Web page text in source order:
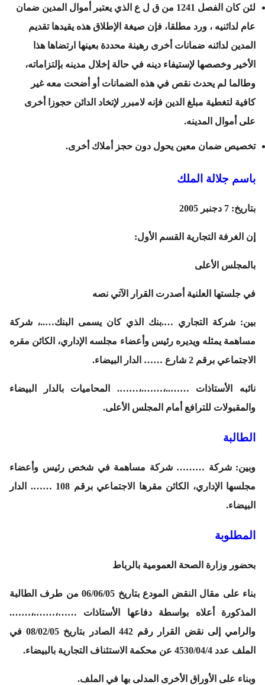
لئن كان الفصل 1241 من ق ل ع الذي يعتبر أموال المدين ضمان
عام لدائنيه ، ورد مطلقا، فإن صيغة الإطلاق هذه يقيدها تقديم
المدين لدائنه ضمانات أخرى رهينة محددة بعينها ارتضاها هذا
الأخير وخصصها لإستيفاء دينه في حالة إخلال مدينه بإلتزاماته،
وطالما لم يحدث نقص في هذه الضمانات أو أضحت معه غير
كافية لتغطية مبلغ الدين فإنه لامبرر لإتخاد الدائن حجوزا أخرى
على أموال المدينه.
تخصيص ضمان معين يحول دون حجز أملاك أخرى.
باسم جلالة الملك
بتاريخ: 7 دجنبر 2005
إن الغرفة التجارية القسم الأول:
بالمجلس الأعلى
في جلستها العلنية أصدرت القرار الآتي نصه
بين: شركة التجاري ….بنك الذي كان يسمى البنك…..، شركة
مساهمة يمثله ويديره رئيس وأعضاء مجلسه الإداري، الكائن مقره
الاجتماعي برقم 2 شارع …… الدار البيضاء.
نائبه الأستاذات ……..،…….،……. المحاميات بالدار البيضاء
والمقبولات للترافع أمام المجلس الأعلى.
الطالبة
وبين: شركة ……… شركة مساهمة في شخص رئيس وأعضاء
مجلسها الإداري، الكائن مقرها الاجتماعي برقم 108 ……. الدار
البيضاء.
المطلوبة
بحضور وزارة الصحة العمومية بالرباط
بناء على مقال النقض المودع بتاريخ 06/06/05 من طرف الطالبة
المذكورة أعلاه بواسطة دفاعها الأستاذات ……،…….،…….
والرامي إلى نقض القرار رقم 442 الصادر بتاريخ 08/02/05 في
الملف عدد 4530/04/4 عن محكمة الاستئناف التجارية بالبيضاء.
وبناء على الأوراق الأخرى المدلى بها في الملف.